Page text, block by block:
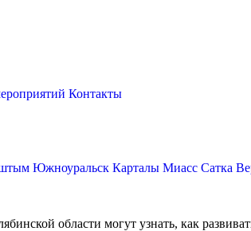
Контакты
Южноуральск Карталы Миасс Сатка
области могут узнать, как